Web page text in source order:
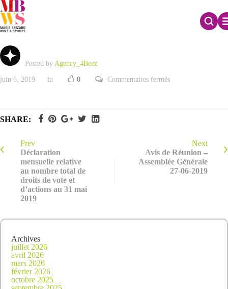
Rapport Emission BSA avec maintien dps
Posted by Agency_4Beez
juin 6, 2019 in 0 Commentaires ferméssur
SHARE:
Prev
Déclaration
mensuelle relative
au nombre total de
droits de vote et
d’actions au 31 mai
2019
Next
Avis de Réunion –
Assemblée Générale
27-06-2019
Archives
juillet 2026
avril 2026
mars 2026
février 2026
octobre 2025